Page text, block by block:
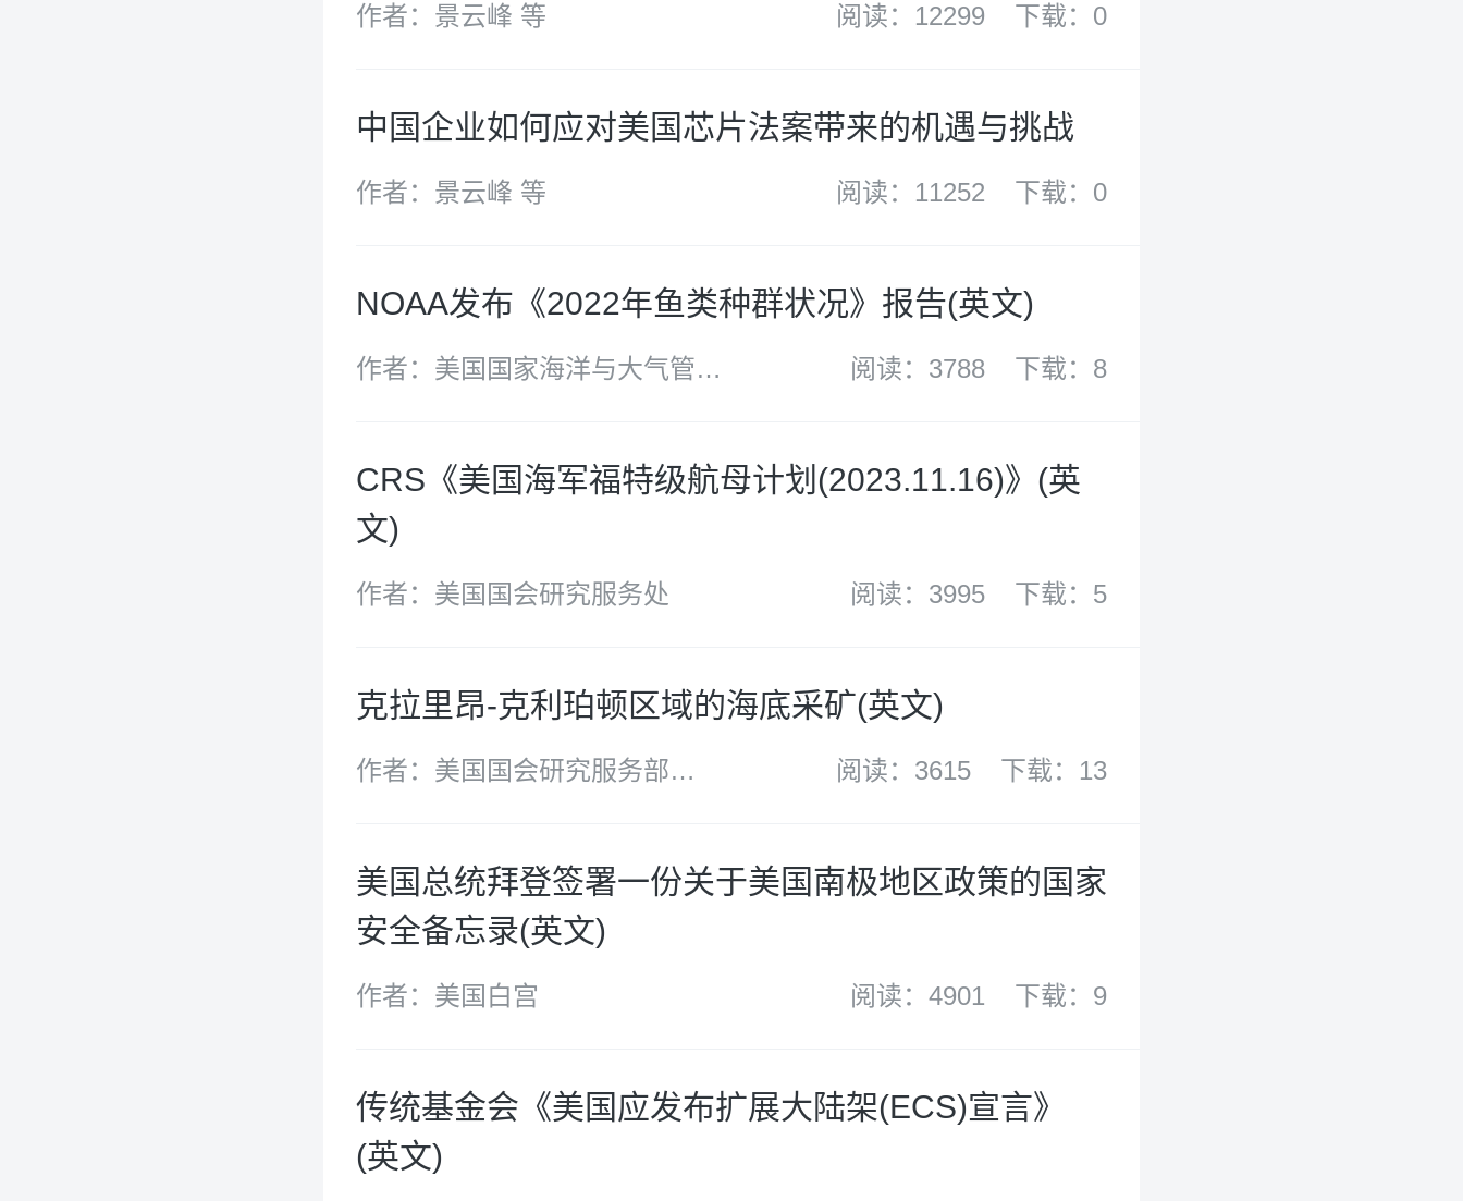
作者：景云峰 等 阅读：12299 下载：0
中国企业如何应对美国芯片法案带来的机遇与挑战
作者：景云峰 等 阅读：11252 下载：0
NOAA发布《2022年鱼类种群状况》报告(英文)
作者：美国国家海洋与大气管理
阅读：3788 下载：8
CRS《美国海军福特级航母计划(2023.11.16)》(英
文)
作者：美国国会研究服务处 阅读：3995 下载：5
克拉里昂-克利珀顿区域的海底采矿(英文)
作者：美国国会研究服务部
阅读：3615 下载：13
美国总统拜登签署一份关于美国南极地区政策的国家
安全备忘录(英文)
作者：美国白宫 阅读：4901 下载：9
传统基金会《美国应发布扩展大陆架(ECS)宣言》
(英文)